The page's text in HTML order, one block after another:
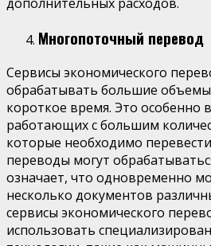
Многопоточный перевод
Сервисы экономического
обрабатывать большие
короткое время. Это особенно
работающих с большим
которые необходимо
переводы могут
означает, что одновременно
несколько документов
сервисы экономического
использовать